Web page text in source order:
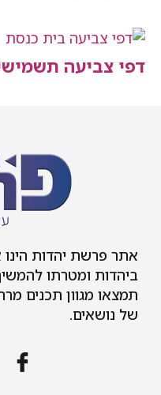
תשמישי קדושה
יהדות הינו אתר
ומטרתו להמשיך ולזכות
תכנים מרתקים